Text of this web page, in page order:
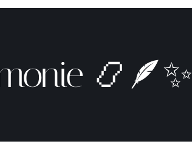
📿🪶✨